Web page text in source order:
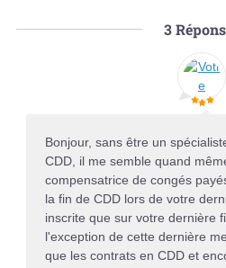
3
Bonjour, sans être un
CDD, il me semble quand
compensatrice de congés
la fin de CDD lors de votre
inscrite que sur votre dernière
l'exception de cette dernière
que les contrats en CDD et